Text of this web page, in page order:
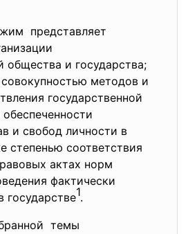
представляет
общества и государства;
совокупностью методов и
государственной
и свобод личности в
степенью соответствия
актах норм
фактически
1.
темы